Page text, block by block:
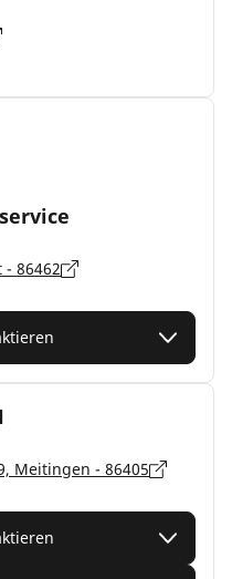
86462
9, Meitingen - 86405